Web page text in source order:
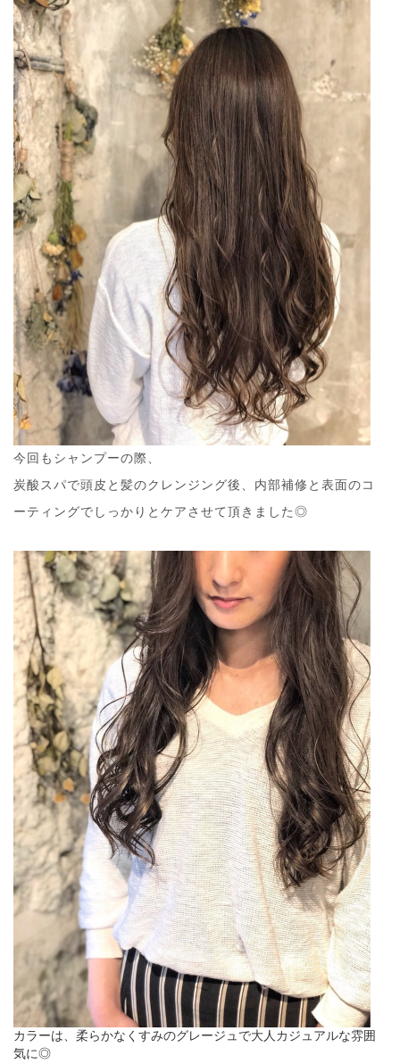
今回もシャンプーの際、
炭酸スパで頭皮と髪のクレンジング後、内部補修と表面のコ
ーティングでしっかりとケアさせて頂きました◎
カラーは、柔らかなくすみのグレージュで大人カジュアルな雰囲
気に◎